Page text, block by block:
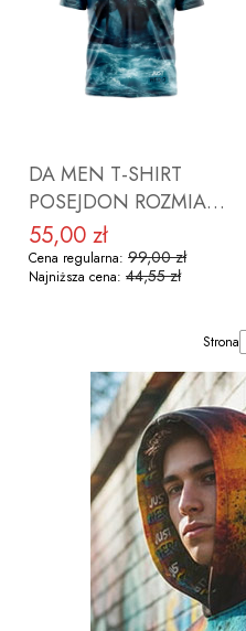
DO KOSZYKA
DA MEN T-SHIRT
POSEJDON ROZMIAR
M
Cena promocyjna
55,00 zł
Cena regularna: 99,00 zł
Najniższa cena: 44,55 zł
DO KOSZYKA
Strona